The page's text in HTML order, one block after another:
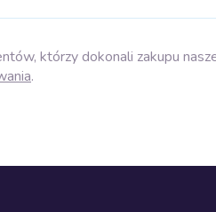
którzy dokonali zakupu
.